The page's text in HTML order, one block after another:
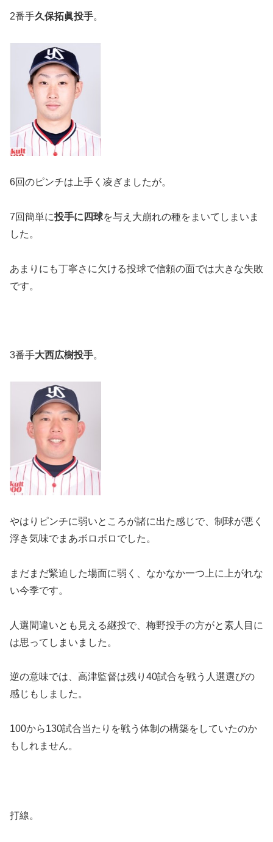
2番手久保拓眞投手。
6回のピンチは上手く凌ぎましたが。
7回簡単に投手に四球を与え大崩れの種をまいてしまいま
した。
あまりにも丁寧さに欠ける投球で信頼の面では大きな失敗
です。
3番手大西広樹投手。
やはりピンチに弱いところが諸に出た感じで、制球が悪く
浮き気味でまあボロボロでした。
まだまだ緊迫した場面に弱く、なかなか一つ上に上がれな
い今季です。
人選間違いとも見える継投で、梅野投手の方がと素人目に
は思ってしまいました。
逆の意味では、高津監督は残り40試合を戦う人選選びの
感じもしました。
100から130試合当たりを戦う体制の構築をしていたのか
もしれません。
打線。